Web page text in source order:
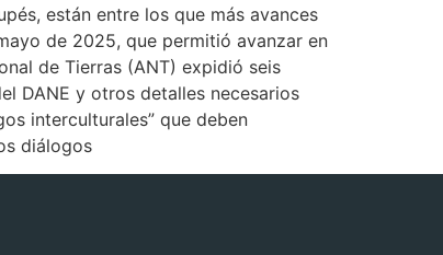
están entre los que más avances
de 2025, que permitió avanzar en
de Tierras (ANT) expidió seis
DANE y otros detalles necesarios
interculturales” que deben
diálogos